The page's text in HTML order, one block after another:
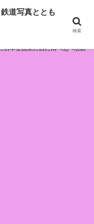
真とともに！
日本全国東に西に南へ北へ活動
写真ととも
検索